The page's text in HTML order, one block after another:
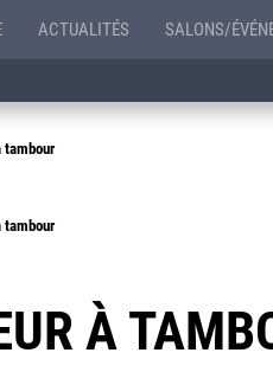
ACTUALITÉS SALONS/
À